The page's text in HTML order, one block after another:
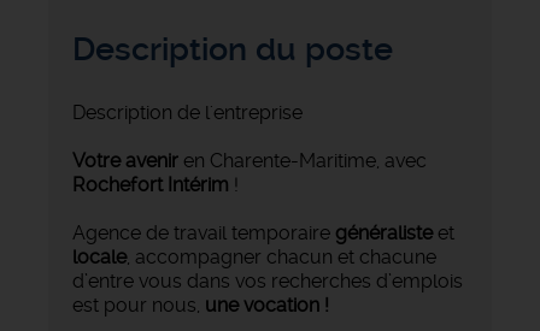
Description du poste
Description de l'entreprise
Votre avenir en Charente-Maritime, avec
Rochefort Intérim !
Agence de travail temporaire généralisteet
locale, accompagner chacun et chacune
d’entre vous dans vos recherches d’emplois
est pour nous, une vocation !